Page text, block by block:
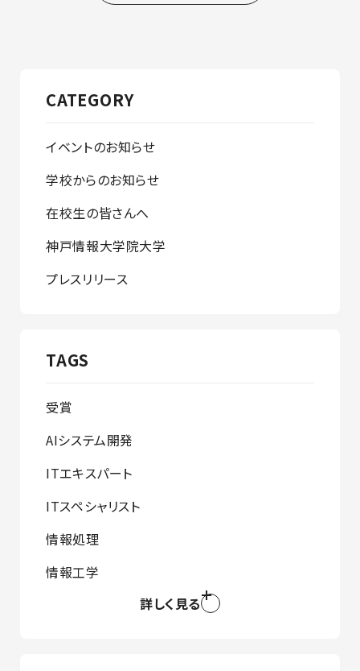
CATEGORY
イベントのお知らせ
学校からのお知らせ
在校生の皆さんへ
神戸情報大学院大学
プレスリリース
TAGS
受賞
AIシステム開発
ITエキスパート
ITスペシャリスト
情報処理
情報工学
詳しく見る